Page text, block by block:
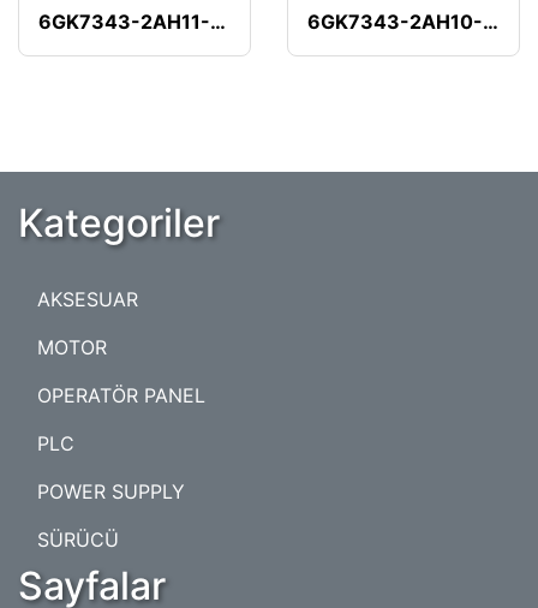
6GK7343-2AH11-0XA0 6GK7343-2AH10-0XA0
Kategoriler
AKSESUAR
MOTOR
OPERATÖR PANEL
PLC
POWER SUPPLY
SÜRÜCÜ
Sayfalar